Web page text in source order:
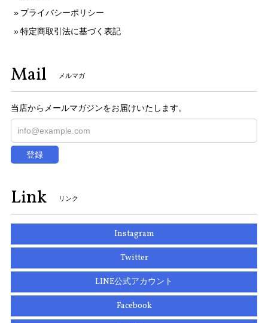
プライバシーポリシー
特定商取引法に基づく表記
Mail メルマガ
当店からメールマガジンをお届けいたします。
登録
Link リンク
Instagram
Twitter
LINE公式アカウント
Facebook